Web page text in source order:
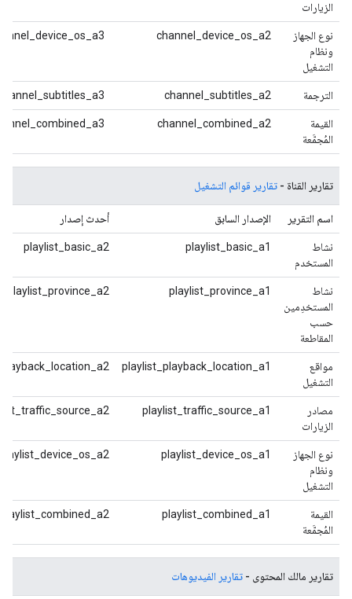
الزيارات
نوع الجهاز
ونظام
التشغيل
channel_device_os_a2
الترجمة channel_subtitles_a2
القيمة
المُجمَّعة
channel_combined_a2
تقارير القناة - تقارير قوائم التشغيل
اسم التقرير الإصدار السابق أحدث إصدار
نشاط
المستخدم
playlist_basic_a1
playlist_basic_a2
نشاط
المستخدِمين
حسب
المقاطعة
playlist_province_a1
playlist_province_a2
مواقع
التشغيل
playlist_playback_location_a1
مصادر
الزيارات
playlist_traffic_source_a1
نوع الجهاز
ونظام
التشغيل
playlist_device_os_a1
playlist_device_os_a2
القيمة
المُجمَّعة
playlist_combined_a1
playlist_combined_a2
تقارير مالك المحتوى - تقارير الفيديوهات